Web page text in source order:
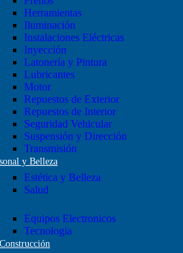
Herramientas
Iluminación
Instalaciones Eléctricas
Inyección
Latonería y Pintura
Lubricantes
Motor
Repuestos de Exterior
Repuestos de Interior
Seguridad Vehicular
Suspensión y Dirección
Transmisión
y Belleza
Estética y Belleza
Salud
Equipos Electronicos
Tecnologia